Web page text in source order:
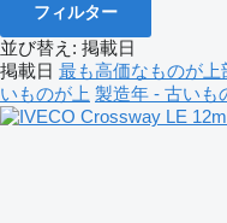
フィルター
並び替え : 掲載日
掲載日 最も高価なものが上
いものが上 製造年 - 古いも